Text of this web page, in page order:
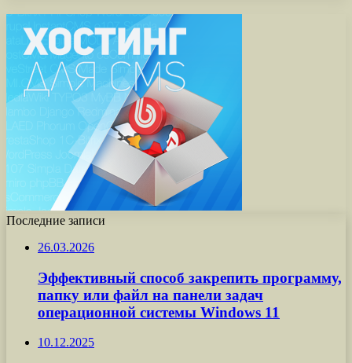
Последние записи
26.03.2026
Эффективный способ закрепить программу,
папку или файл на панели задач
операционной системы Windows 11
10.12.2025